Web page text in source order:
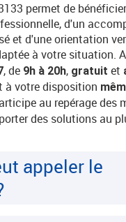
permet de
d'un
et d'une orientation
à votre situation.
, de 9h à 20h, gratuit et
à votre disposition
au repérage des
des solutions au
appeler le